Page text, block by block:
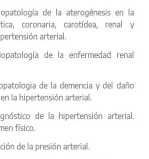
de la aterogénesis en la
coronaria, carotídea, renal y
arterial.
de la enfermedad renal
de la demencia y del daño
la hipertensión arterial.
de la hipertensión arterial.
físico.
de la presión arterial.